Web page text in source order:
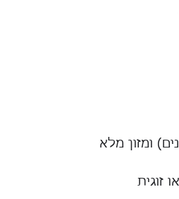
ומזון מלא
זוגית